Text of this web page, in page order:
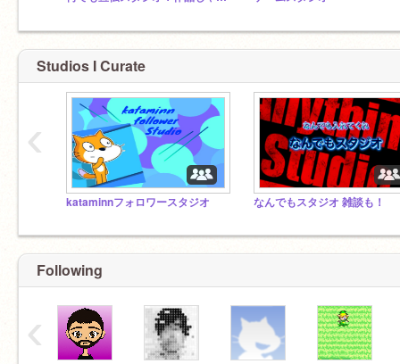
Studios I Curate
kataminnフォロワースタジオ なんでもスタジオ 雑談も！
‹
Following
‹